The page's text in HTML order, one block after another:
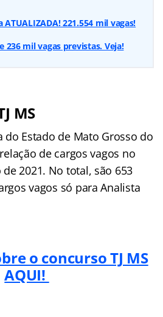
221.554 mil vagas!
236 mil vagas previstas. Veja!
MS
do Estado de Mato Grosso do
de cargos vagos no
2021. No total, são 653
vagos só para Analista
o concurso TJ MS
AQUI!